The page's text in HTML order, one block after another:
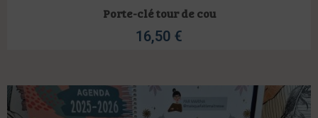
Porte-clé tour de cou
16,50 €